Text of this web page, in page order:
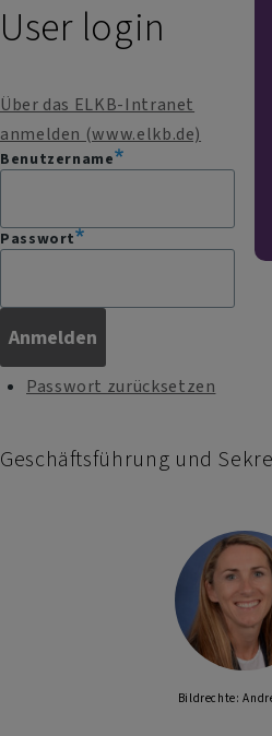
User login
Über das ELKB-Intranet
anmelden (www.elkb.de)
Benutzername
Passwort
Passwort zurücksetzen
Geschäftsführung und
Bildrechte: